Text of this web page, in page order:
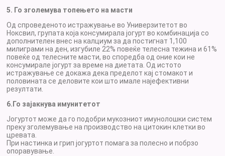
5. Го зголемува топењето на масти
Од спроведеното истражување во Универзитетот во
Ноксвил, групата која консумирала јогурт во комбинација со
дополнителен внес на калциум за да постигнат 1,100
милиграми на ден, изгубиле 22% повеќе телесна тежина и 61%
повеќе од телесните масти, во споредба од оние кои не
консумирале јогурт за време на диетата. Од истото
истражување се докажа дека пределот кај стомакот и
половината се деловите кои што имале најефективни
резултати.
6.Го зајакнува имунитетот
Јогуртот може да го подобри мукозниот имунолошки систем
преку зголемување на производство на цитокин клетки во
цревата.
При настинка и грип јогуртот помага за полесно и побрзо
опоравување.